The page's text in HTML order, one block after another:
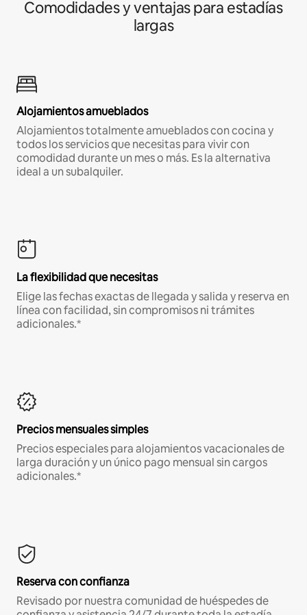
Comodidades y ventajas para estadías
largas
Alojamientos amueblados
Alojamientos totalmente amueblados con cocina y
todos los servicios que necesitas para vivir con
comodidad durante un mes o más. Es la alternativa
ideal a un subalquiler.
La flexibilidad que necesitas
Elige las fechas exactas de llegada y salida y reserva en
línea con facilidad, sin compromisos ni trámites
adicionales.*
Precios mensuales simples
Precios especiales para alojamientos vacacionales de
larga duración y un único pago mensual sin cargos
adicionales.*
Reserva con confianza
Revisado por nuestra comunidad de huéspedes de